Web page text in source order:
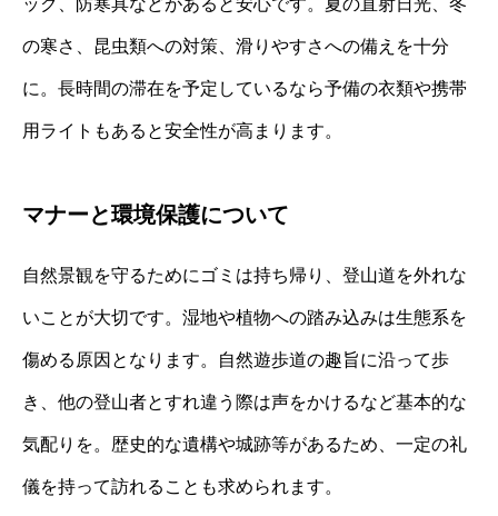
の寒さ、昆虫類への対策、滑りやすさへの備えを十分
に。長時間の滞在を予定しているなら予備の衣類や携帯
用ライトもあると安全性が高まります。
マナーと環境保護について
自然景観を守るためにゴミは持ち帰り、登山道を外れな
いことが大切です。湿地や植物への踏み込みは生態系を
傷める原因となります。自然遊歩道の趣旨に沿って歩
き、他の登山者とすれ違う際は声をかけるなど基本的な
気配りを。歴史的な遺構や城跡等があるため、一定の礼
儀を持って訪れることも求められます。